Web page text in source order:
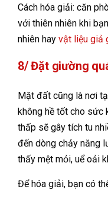
Cách hóa giải: căn
với thiên nhiên khi
nhiên hay vật liệu giả
8/ Đặt giường
Mặt đất cũng là nơi
không hề tốt cho sức
thấp sẽ gây tích tu
đến dòng chảy năng
thấy mệt mỏi, uể oải
Để hóa giải, bạn có